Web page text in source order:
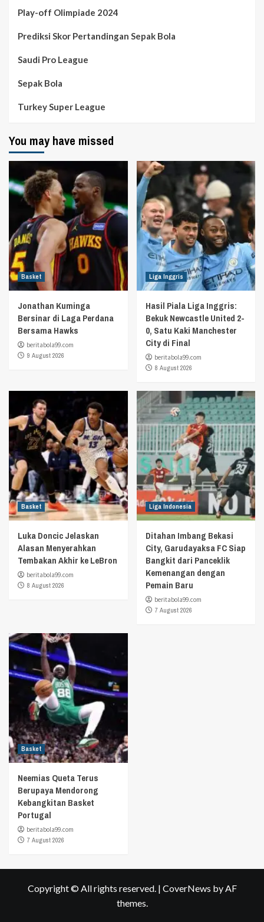
Play-off Olimpiade 2024
Prediksi Skor Pertandingan Sepak Bola
Saudi Pro League
Sepak Bola
Turkey Super League
You may have missed
Basket
Jonathan Kuminga
Bersinar di Laga Perdana
Bersama Hawks
beritabola99.com
9 August 2026
Liga Inggris
Hasil Piala Liga Inggris:
Bekuk Newcastle United 2-
0, Satu Kaki Manchester
City di Final
beritabola99.com
8 August 2026
Basket
Luka Doncic Jelaskan
Alasan Menyerahkan
Tembakan Akhir ke LeBron
beritabola99.com
8 August 2026
Liga Indonesia
Ditahan Imbang Bekasi
City, Garudayaksa FC Siap
Bangkit dari Panceklik
Kemenangan dengan
Pemain Baru
beritabola99.com
7 August 2026
Basket
Neemias Queta Terus
Berupaya Mendorong
Kebangkitan Basket
Portugal
beritabola99.com
7 August 2026
Copyright © All rights reserved. | CoverNews by AF
themes.